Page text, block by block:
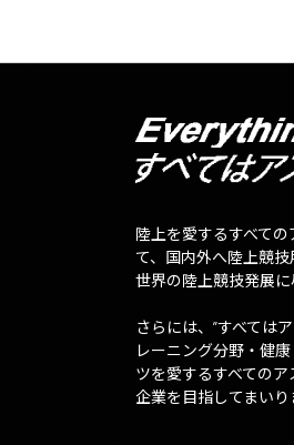
陸上を愛するすべて
て、国内外へ陸上競
世界の陸上競技発展に
さらには、”すべては
レーニング分野・健
ツを愛するすべての
企業を目指してまいり